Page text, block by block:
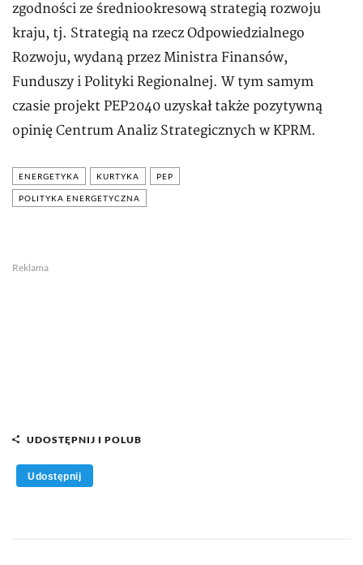
zgodności ze średniookresową strategią rozwoju
kraju, tj. Strategią na rzecz Odpowiedzialnego
Rozwoju, wydaną przez Ministra Finansów,
Funduszy i Polityki Regionalnej. W tym samym
czasie projekt PEP2040 uzyskał także pozytywną
opinię Centrum Analiz Strategicznych w KPRM.
ENERGETYKA KURTYKA PEP
POLITYKA ENERGETYCZNA
Reklama
UDOSTĘPNIJ I POLUB
Udostępnij